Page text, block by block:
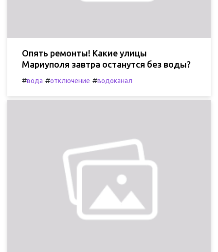
Опять ремонты! Какие улицы
Мариуполя завтра останутся без воды?
#вода #отключение #водоканал